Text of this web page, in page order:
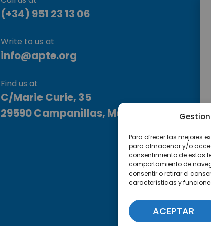
Para ofrecer las mejores
para almacenar y/o
consentimiento de estas
comportamiento de
consentir o retirar el
características y
ACEPTAR
(+34) 951 23 13 06
Write to us at
info@apte.org
Find us at
C/Marie Curie, 35
29590 Campanillas, Málaga